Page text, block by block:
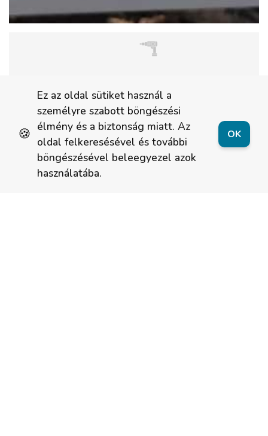
🍪
Ez az oldal sütiket használ a
személyre szabott böngészési
élmény és a biztonság miatt. Az
oldal felkeresésével és további
böngészésével beleegyezel azok
használatába.
OK